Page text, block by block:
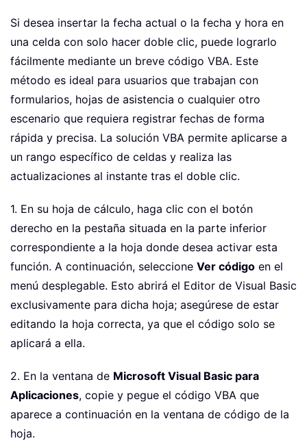
Si desea insertar la fecha actual o la fecha y hora en
una celda con solo hacer doble clic, puede lograrlo
fácilmente mediante un breve código VBA. Este
método es ideal para usuarios que trabajan con
formularios, hojas de asistencia o cualquier otro
escenario que requiera registrar fechas de forma
rápida y precisa. La solución VBA permite aplicarse a
un rango específico de celdas y realiza las
actualizaciones al instante tras el doble clic.
1. En su hoja de cálculo, haga clic con el botón
derecho en la pestaña situada en la parte inferior
correspondiente a la hoja donde desea activar esta
función. A continuación, seleccione Ver código en el
menú desplegable. Esto abrirá el Editor de Visual Basic
exclusivamente para dicha hoja; asegúrese de estar
editando la hoja correcta, ya que el código solo se
aplicará a ella.
2. En la ventana de Microsoft Visual Basic para
Aplicaciones, copie y pegue el código VBA que
aparece a continuación en la ventana de código de la
hoja.